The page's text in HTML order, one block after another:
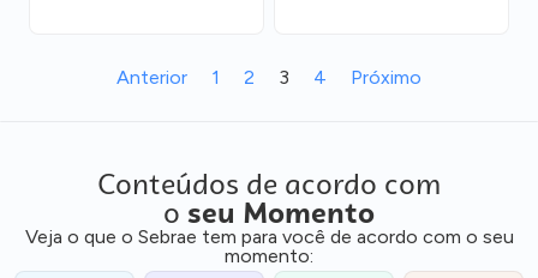
Anterior 1 2 3 4 Próximo
Conteúdos de acordo com
o seu Momento
Veja o que o Sebrae tem para você de acordo com o seu
momento: